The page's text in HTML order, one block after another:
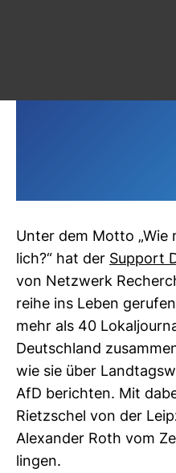
Unter dem Motto
lich?“ hat der Sup­port
von Netz­werk
reihe ins Leben
mehr als 40
Deutsch­land
wie sie über
AfD berichten. Mit
Rietz­schel von der
Alex­ander Roth vom
lingen.